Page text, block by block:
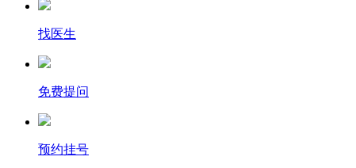
找医生
免费提问
预约挂号